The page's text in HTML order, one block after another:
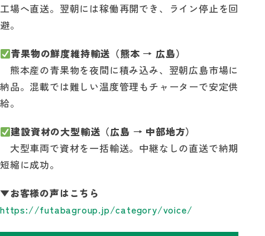
工場へ直送。翌朝には稼働再開でき、ライン停止を回
避。
青果物の鮮度維持輸送（熊本 → 広島）
熊本産の青果物を夜間に積み込み、翌朝広島市場に
納品。混載では難しい温度管理もチャーターで安定供
給。
建設資材の大型輸送（広島 → 中部地方）
大型車両で資材を一括輸送。中継なしの直送で納期
短縮に成功。
▼お客様の声はこちら
https://futabagroup.jp/category/voice/